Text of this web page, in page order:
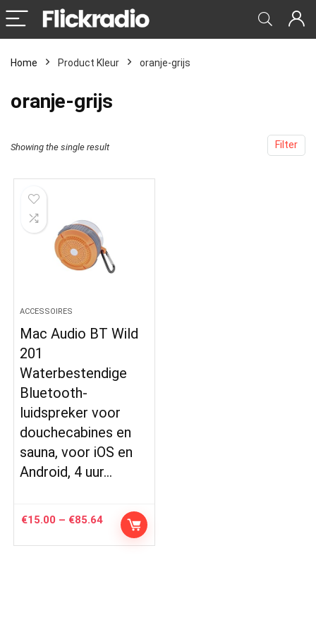
Home Product Kleur oranje-grijs
oranje-grijs
Filter
Showing the single result
ACCESSOIRES
Mac Audio BT Wild
201
Waterbestendige
Bluetooth-
luidspreker voor
douchecabines en
sauna, voor iOS en
Android, 4 uur…
€15.00 – €85.64Price
range:
€15.00